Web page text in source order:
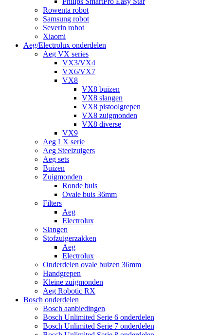
Rowenta robot
Samsung robot
Severin robot
Xiaomi
Aeg/Electrolux onderdelen
Aeg VX series
VX3/VX4
VX6/VX7
VX8
VX8 buizen
VX8 slangen
VX8 pistoolgrepen
VX8 zuigmonden
VX8 diverse
VX9
Aeg LX serie
Aeg Steelzuigers
Aeg sets
Buizen
Zuigmonden
Ronde buis
Ovale buis 36mm
Filters
Aeg
Electrolux
Slangen
Stofzuigerzakken
Aeg
Electrolux
Onderdelen ovale buizen 36mm
Handgrepen
Kleine zuigmonden
Aeg Robotic RX
Bosch onderdelen
Bosch aanbiedingen
Bosch Unlimited Serie 6 onderdelen
Bosch Unlimited Serie 7 onderdelen